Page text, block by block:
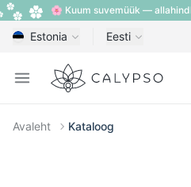
🌸 Kuum suvemüük —
Estonia Eesti
Open menu
Calypso
Avaleht Kataloog